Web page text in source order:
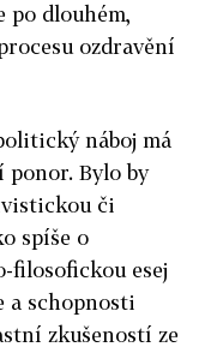
po dlouhém,
ozdravění
náboj má
ponor. Bylo by
či
spíše o
filosofickou esej
a schopnosti
zkušeností ze